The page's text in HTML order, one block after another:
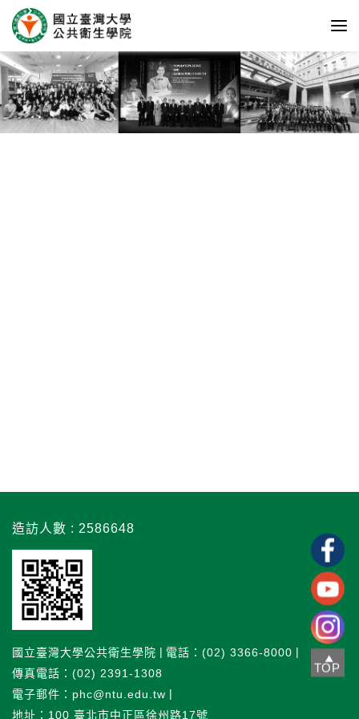
TOP
造訪人數 : 2586648
國立臺灣大學公共衛生學院
電話：(02) 3366-8000
傳真電話：(02) 2391-1308
電子郵件：phc@ntu.edu.tw
地址：100 臺北市中正區徐州路17號